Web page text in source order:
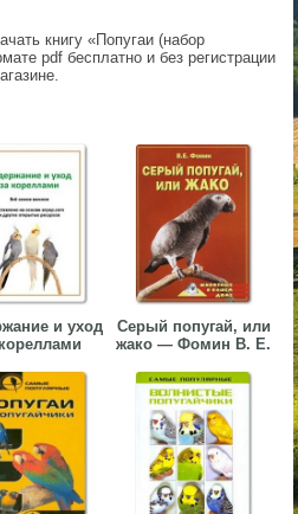
книгу «Попугаи (набор
pdf бесплатно и без регистрации
и уход
Серый попугай, или
жако — Фомин В. Е.